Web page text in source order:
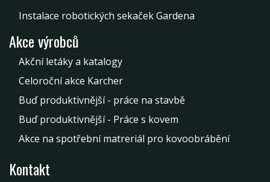
Instalace robotických sekaček Gardena
Akce výrobců
Akční letáky a katalogy
Celoroční akce Karcher
Buď produktivnější - práce na stavbě
Buď produktivnější - Práce s kovem
Akce na spotřební matreriál pro kovoobrábění
Kontakt